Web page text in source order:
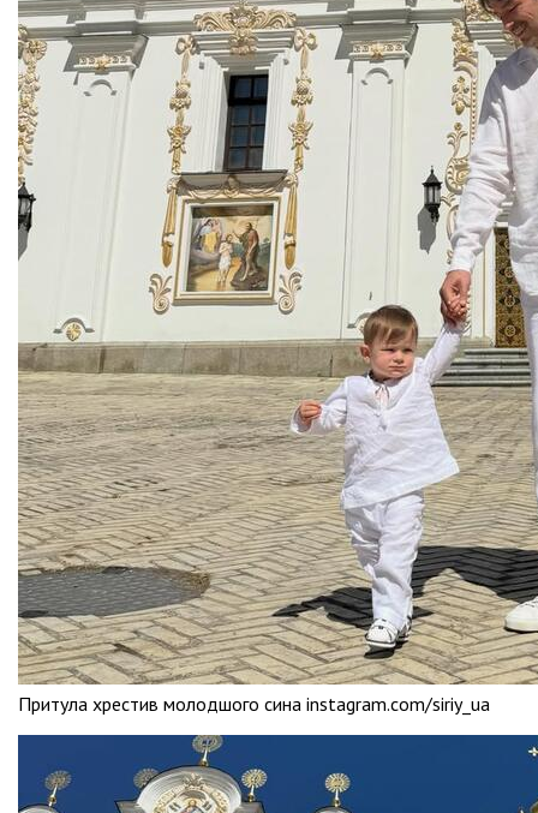
Притула хрестив молодшого сина instagram.com/siriy_ua